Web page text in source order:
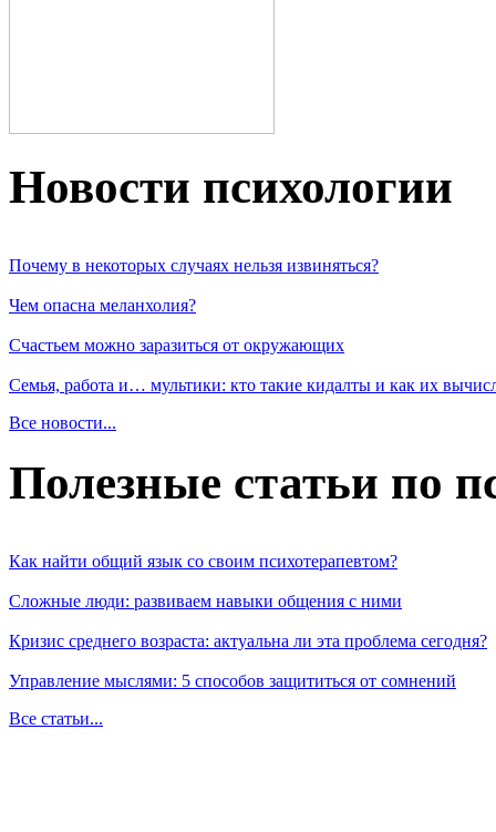
Новости пcихологии
Почему в некоторых случаях нельзя извиняться?
Чем опасна меланхолия?
Счастьем можно заразиться от окружающих
Семья, работа и… мультики: кто такие кидалты и как их
Все новости...
Полезные статьи по
Как найти общий язык со своим психотерапевтом?
Сложные люди: развиваем навыки общения с ними
Кризис среднего возраста: актуальна ли эта проблема сегодня?
Управление мыслями: 5 способов защититься от сомнений
Все статьи...